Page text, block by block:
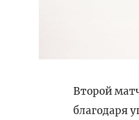
Второй
благодаря